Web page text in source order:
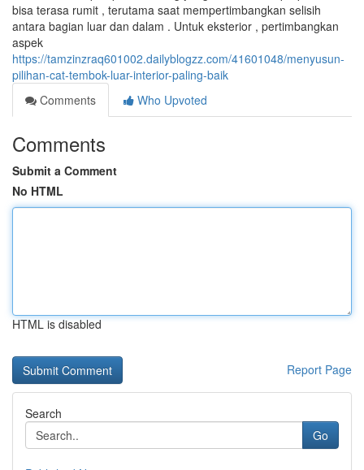
bisa terasa rumit , terutama saat mempertimbangkan selisih
antara bagian luar dan dalam . Untuk eksterior , pertimbangkan
aspek
https://tamzinzraq601002.dailyblogzz.com/41601048/menyusun-
pilihan-cat-tembok-luar-interior-paling-baik
Comments
Who Upvoted
Comments
Submit a Comment
No HTML
HTML is disabled
Report Page
Search
Go